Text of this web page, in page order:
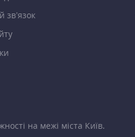
зв’язок
на межі міста Київ.